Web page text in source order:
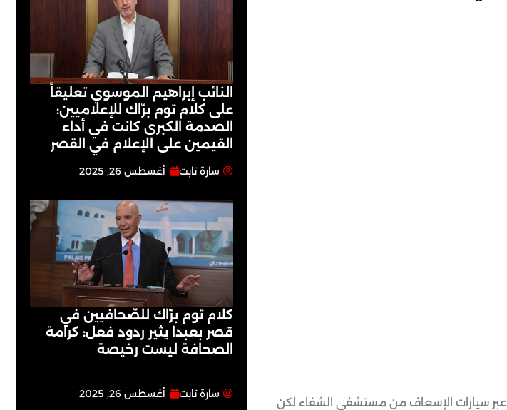
النائب إبراهيم الموسوي تعليقاً
على كلام توم برّاك للإعلاميين:
الصدمة الكبرى كانت في أداء
القيمين على ‏الإعلام في القصر
سارة تابت أغسطس 26, 2025
كلام توم برّاك للصّحافيين في
قصر بعبدا يثير ردود فعل: كرامة
الصحافة ليست رخيصة
سارة تابت أغسطس 26, 2025
عبر سيارات الإسعاف من مستشفى الشفاء لكن